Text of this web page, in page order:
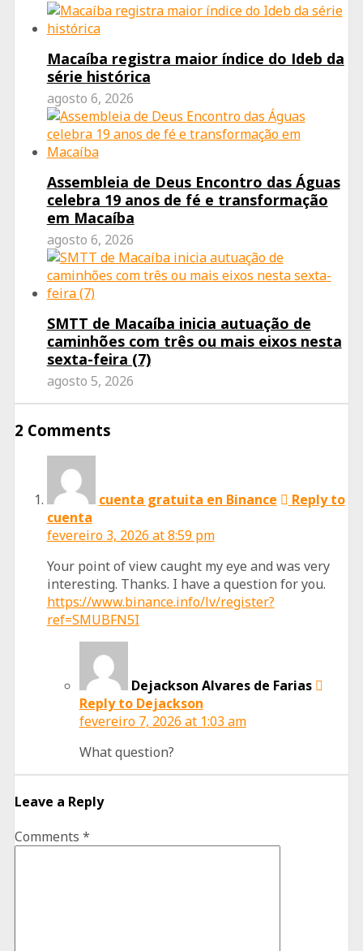
Macaíba registra maior índice do Ideb da
série histórica
agosto 6, 2026
Assembleia de Deus Encontro das Águas
celebra 19 anos de fé e transformação
em Macaíba
agosto 6, 2026
SMTT de Macaíba inicia autuação de
caminhões com três ou mais eixos nesta
sexta-feira (7)
agosto 5, 2026
2 Comments
cuenta gratuita en Binance
Reply to
cuenta
fevereiro 3, 2026 at 8:59 pm
Your point of view caught my eye and was very
interesting. Thanks. I have a question for you.
https://www.binance.info/lv/register?
ref=SMUBFN5I
Dejackson Alvares de Farias
Reply to Dejackson
fevereiro 7, 2026 at 1:03 am
What question?
Leave a Reply
Comments *